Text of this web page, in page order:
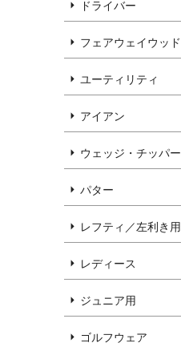
ドライバー
フェアウェイウッド
ユーティリティ
アイアン
ウェッジ・チッパー
パター
レフティ／左利き用
レディース
ジュニア用
ゴルフウェア